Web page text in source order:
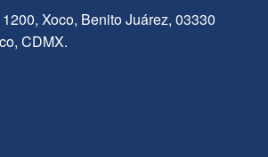
Xoco, Benito Juárez, 03330
CDMX.